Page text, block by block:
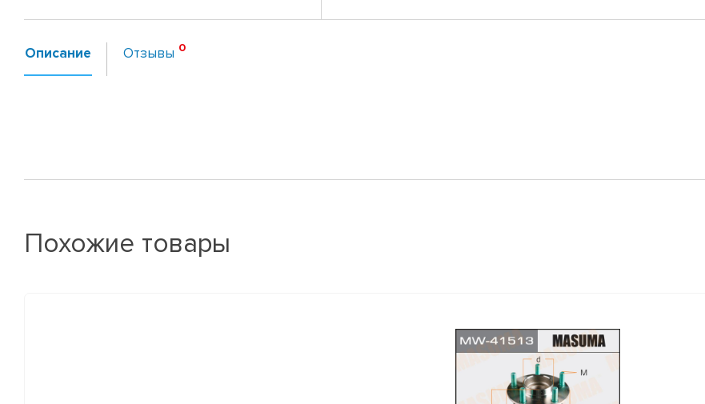
Описание Отзывы
Похожие товары